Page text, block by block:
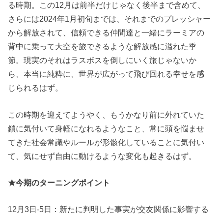
る時期。この12月は前半だけじゃなく後半まで含めて、
さらには2024年1月初旬までは、それまでのプレッシャー
から解放されて、信頼できる仲間達と一緒にラーミアの
背中に乗って大空を旅できるような解放感に溢れた季
節。現実のそれはラスボスを倒しにいく旅じゃないか
ら、本当に純粋に、世界が広がって飛び回れる幸せを感
じられるはず。
この時期を迎えてようやく、もうかなり前に外れていた
鎖に気付いて身軽になれるようなこと、常に頭を悩ませ
てきた社会常識やルールが形骸化していることに気付い
て、気にせず自由に動けるような変化も起きるはず。
★今期のターニングポイント
12月3日-5日：新たに判明した事実が交友関係に影響する